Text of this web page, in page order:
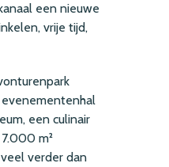
een nieuwe
vrije tijd,
evenementenhal
een culinair
m²
verder dan